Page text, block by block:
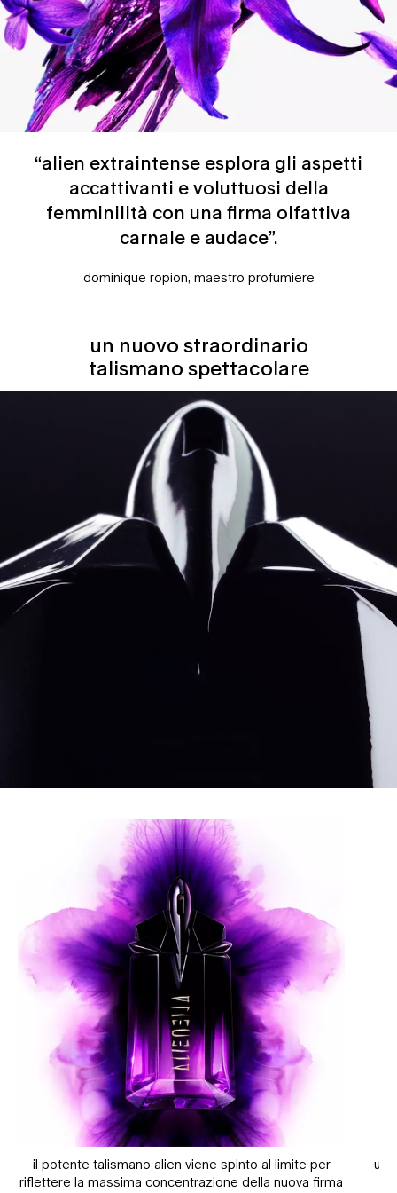
“alien extraintense esplora gli aspetti
accattivanti e voluttuosi della
femminilità con una firma olfattiva
carnale e audace”.
dominique ropion, maestro profumiere
un nuovo straordinario talismano spettacolare
un nuovo straordinario
talismano spettacolare
il potente talismano alien viene spinto al limite per
riflettere la massima concentrazione della nuova firma
un